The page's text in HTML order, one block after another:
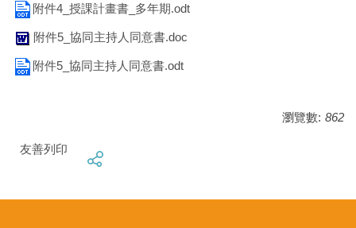
附件4_授課計畫書_多年期.odt
附件5_協同主持人同意書.doc
附件5_協同主持人同意書.odt
瀏覽數: 862
友善列印